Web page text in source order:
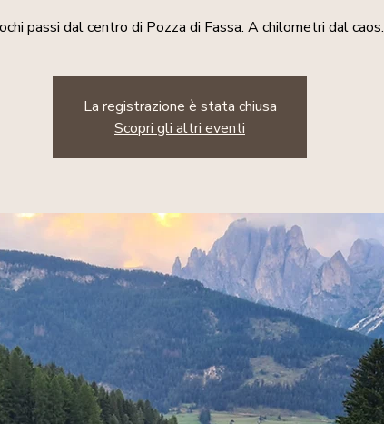
passi dal centro di Pozza di Fassa. A chilometri dal caos.
La registrazione è stata chiusa
Scopri gli altri eventi